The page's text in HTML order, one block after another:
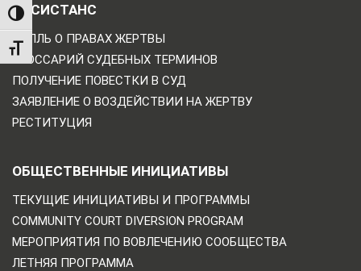
TOGGLE HIGH CONTRAST
TOGGLE FONT SIZE
АССИСТАНС
БИЛЛЬ О ПРАВАХ ЖЕРТВЫ
ГЛОССАРИЙ СУДЕБНЫХ ТЕРМИНОВ
ПОЛУЧЕНИЕ ПОВЕСТКИ В СУД
ЗАЯВЛЕНИЕ О ВОЗДЕЙСТВИИ НА ЖЕРТВУ
РЕСТИТУЦИЯ
ОБЩЕСТВЕННЫЕ ИНИЦИАТИВЫ
ТЕКУЩИЕ ИНИЦИАТИВЫ И ПРОГРАММЫ
COMMUNITY COURT DIVERSION PROGRAM
МЕРОПРИЯТИЯ ПО ВОВЛЕЧЕНИЮ СООБЩЕСТВА
ЛЕТНЯЯ ПРОГРАММА